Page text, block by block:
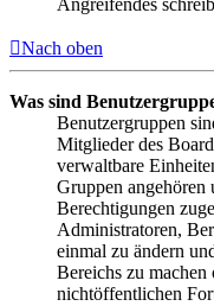
Angreifendes
Nach oben
Was sind
Benutzergruppen
Mitglieder des
verwaltbare
Gruppen angehören
Berechtigungen
Administratoren,
einmal zu ändern
Bereichs zu
nichtöffentlichen